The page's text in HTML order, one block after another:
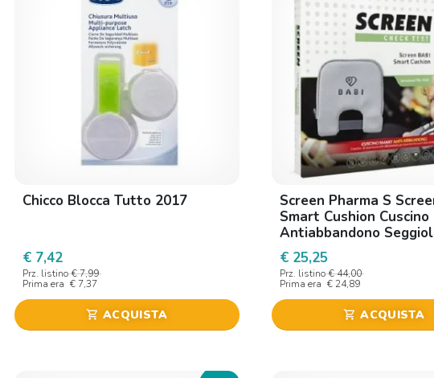
Chicco Blocca Tutto 2017
€ 7,42
Prz. listino € 7,99
Prima era € 7,37
shopping_cart ACQUISTA
Screen Pharma S
Smart Cushion Cuscino
Antiabbandono
Auto Con Allarme
App
€ 25,25
Prz. listino € 44,00
Prima era € 24,89
shopping_cart ACQUISTA